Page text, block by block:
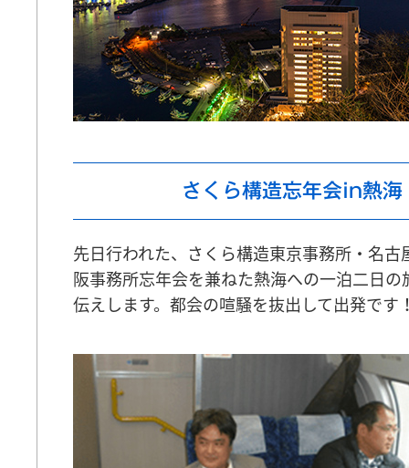
さくら構造忘年会in熱海
先日行われた、さくら構造東京事務所・名古
阪事務所忘年会を兼ねた熱海への一泊二日の
伝えします。都会の喧騒を抜出して出発です